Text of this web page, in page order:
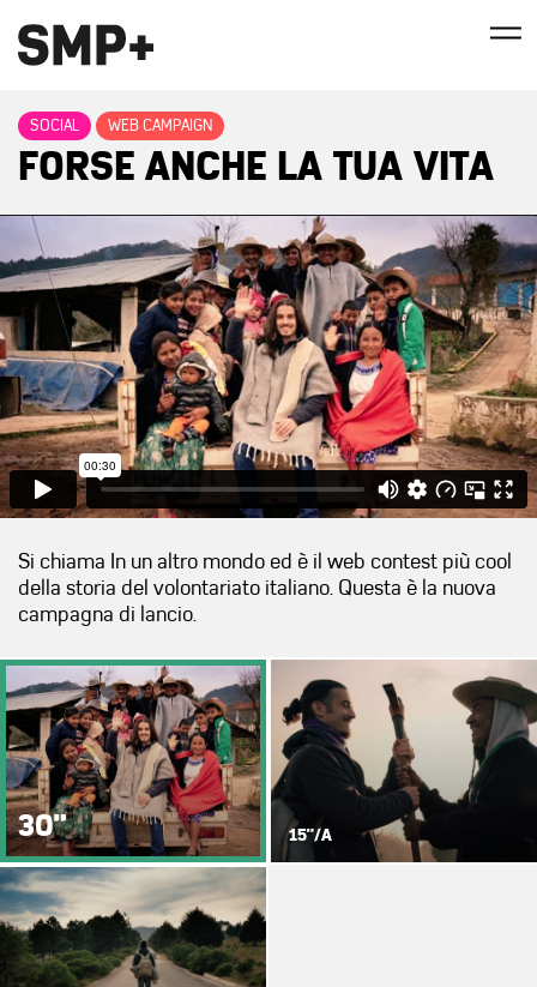
SOCIAL WEB CAMPAIGN
FORSE ANCHE LA TUA VITA
Si chiama In un altro mondo ed è il web contest più cool
della storia del volontariato italiano. Questa è la nuova
campagna di lancio.
">
30" 15"/A
">